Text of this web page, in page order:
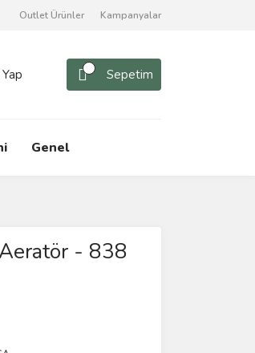
Outlet Ürünler Kampanyalar
Sepetim
Genel
- 838